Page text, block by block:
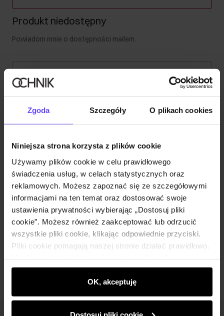
Zgoda Szczegóły O plikach cookies
Niniejsza strona korzysta z plików cookie
Używamy plików cookie w celu prawidłowego
świadczenia usług, w celach statystycznych oraz
reklamowych. Możesz zapoznać się ze szczegółowymi
informacjami na ten temat oraz dostosować swoje
ustawienia prywatności wybierając „Dostosuj pliki
cookie”. Możesz również zaakceptować lub odrzucić
wszystkie pliki cookie, klikając odpowiednie przyciski.
Pliki cookie pomagają naszej stronie działać prawidłowo.
wyświetlać im dopasowane do ich preferencji treści,
rekomendacje oraz komunikaty reklamowe informujące o
najnowszych promocjach w e-sklepie. Informacje o tym,
OK, akceptuję
Produkt niedostępny
Powiadom mnie o dostępności mailem.
Powiadom o dostępności
Opis produktu
Szczegóły
Skład i wymiary
Opinie